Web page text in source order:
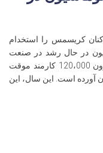
کریسمس را استخدام
در حال رشد در صنعت
خرده فروشی است. در دو سال گذشته، آمازون 120،000 کارمند موقت
آورده است. این سال، این